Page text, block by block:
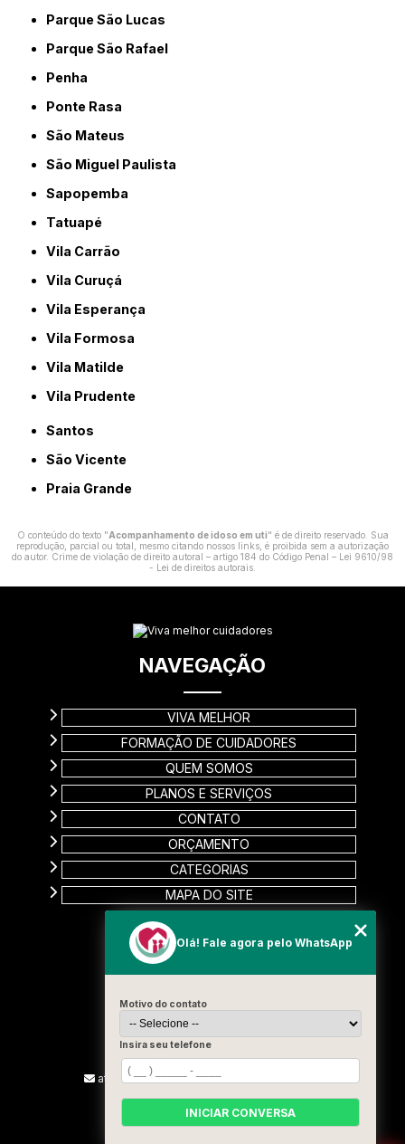
Parque São Lucas
Parque São Rafael
Penha
Ponte Rasa
São Mateus
São Miguel Paulista
Sapopemba
Tatuapé
Vila Carrão
Vila Curuçá
Vila Esperança
Vila Formosa
Vila Matilde
Vila Prudente
Santos
São Vicente
Praia Grande
O conteúdo do texto "Acompanhamento de idoso em uti" é de direito reservado. Sua
reprodução, parcial ou total, mesmo citando nossos links, é proibida sem a autorização
do autor. Crime de violação de direito autoral – artigo 184 do Código Penal –
Lei 9610/98
- Lei de direitos autorais
NAVEGAÇÃO
VIVA MELHOR
FORMAÇÃO DE CUIDADORES
QUEM SOMOS
PLANOS E SERVIÇOS
CONTATO
ORÇAMENTO
CATEGORIAS
MAPA DO SITE
CONTATO
Santo André - SP
CEP: 09185-510
(11) 99715-3131
(13) 9887-2187
atendimento@vivamelhorcuidadores.com
SIGA-NOS!
Olá! Fale agora pelo WhatsApp
Motivo do contato
Insira seu telefone
INICIAR CONVERSA